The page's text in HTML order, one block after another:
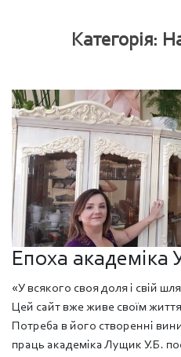
Категорія:
Епоха
«У всякого своя доля і свій
Цей сайт вже живе своїм
Потреба в його створенні
праць академіка Лущик У.Б.